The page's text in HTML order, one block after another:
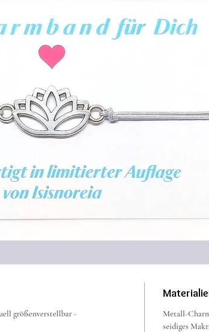
größenverstellbar -
Metall-
seidiges